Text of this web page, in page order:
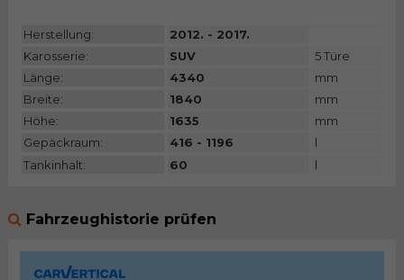
Herstellung:
2012. - 2017.
Karosserie:
SUV
5 Türe
Länge:
4340
mm
Breite:
1840
mm
Höhe:
1635
mm
Gepäckraum:
416 - 1196
l
Tankinhalt:
60 l
Fahrzeughistorie prüfen